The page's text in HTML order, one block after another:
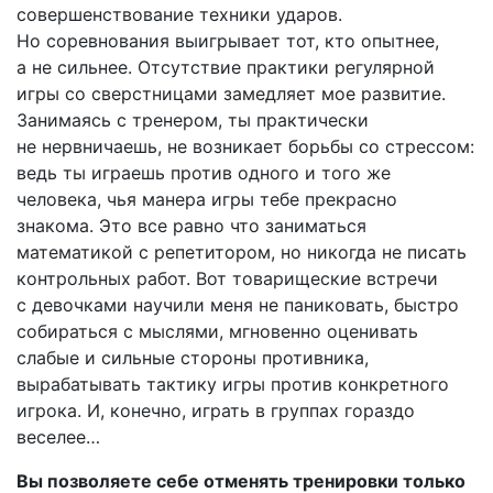
совершенствование техники ударов.
Но соревнования выигрывает тот, кто опытнее,
а не сильнее. Отсутствие практики регулярной
игры со сверстницами замедляет мое развитие.
Занимаясь с тренером, ты практически
не нервничаешь, не возникает борьбы со стрессом:
ведь ты играешь против одного и того же
человека, чья манера игры тебе прекрасно
знакома. Это все равно что заниматься
математикой с репетитором, но никогда не писать
контрольных работ. Вот товарищеские встречи
с девочками научили меня не паниковать, быстро
собираться с мыслями, мгновенно оценивать
слабые и сильные стороны противника,
вырабатывать тактику игры против конкретного
игрока. И, конечно, играть в группах гораздо
веселее…
Вы позволяете себе отменять тренировки только